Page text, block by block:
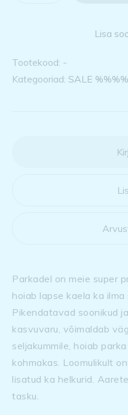
Lisa
Tootekood: -
Kategooriad: SALE
Parkadel on meie super
hoiab lapse kaela ka
Pikendatavad soonikud
kasvuvaru, võimaldab
seljakummile, hoiab
kohmakas. Loomulikult
lisatud ka helkurid.
tasku.